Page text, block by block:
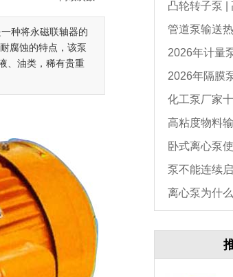
种将永磁联轴器的
腐蚀的特点，该泵
、油类，稀有贵重
凸轮转子泵 |
选型与维护全
管道泵输送
2026年计量
2026年隔膜
化工泵厂家
高粘度物料
卧式离心泵
泵不能连续
数，电机必坏
离心泵为什